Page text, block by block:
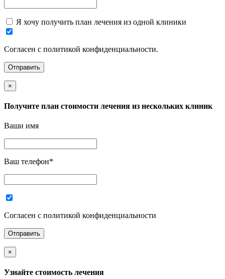
Я хочу получить план лечения из одной клиники
Согласен с политикой конфиденциальности.
×
Получите план стоимости лечения из нескольких клиник
Ваши имя
Ваш телефон*
Согласен с политикой конфиденциальности
×
Узнайте стоимость лечения